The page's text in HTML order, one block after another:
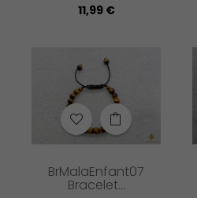
11,99 €
BrMalaEnfant07
Bracelet...